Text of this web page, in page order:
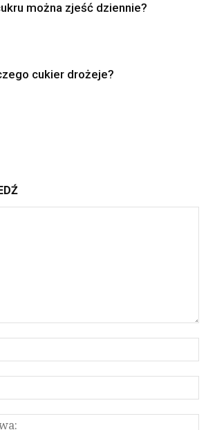
można zjeść dziennie?
cukier drożeje?